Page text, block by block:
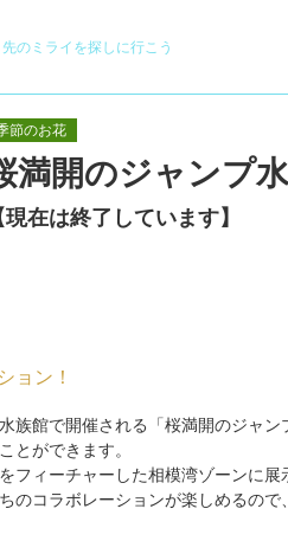
のミライを探しに行こう
節のお花
満開のジャンプ
現在は終了しています】
ョン！
族館で開催される「桜満開のジャン
とができます。
フィーチャーした相模湾ゾーンに
のコラボレーションが楽しめるの